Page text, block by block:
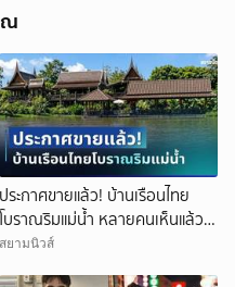
ณ
ประกาศขายแล้ว! บ้านเรือนไทย
โบราณริมแม่น้ำ หลายคนเห็นแล้ว
จำได้ เคยเป็นฉากหนังดัง
สยามนิวส์